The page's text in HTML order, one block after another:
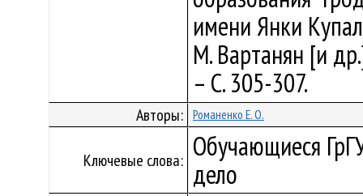
имени Янки
М. Вартанян [и
– С. 305-307.
Авторы: Романенко Е. О.
Ключевые слова: Обучающиеся
дело